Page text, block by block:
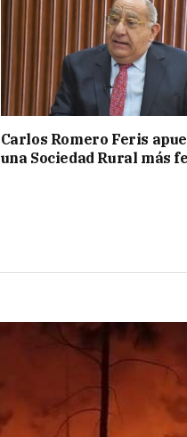
Carlos Romero Feris
una Sociedad Rural más